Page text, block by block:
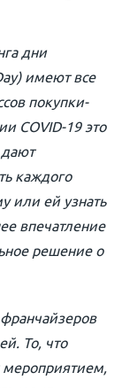
дни
имеют все
покупки-
COVID-19 это
каждого
или ей узнать
впечатление
решение о
То, что
мероприятием,